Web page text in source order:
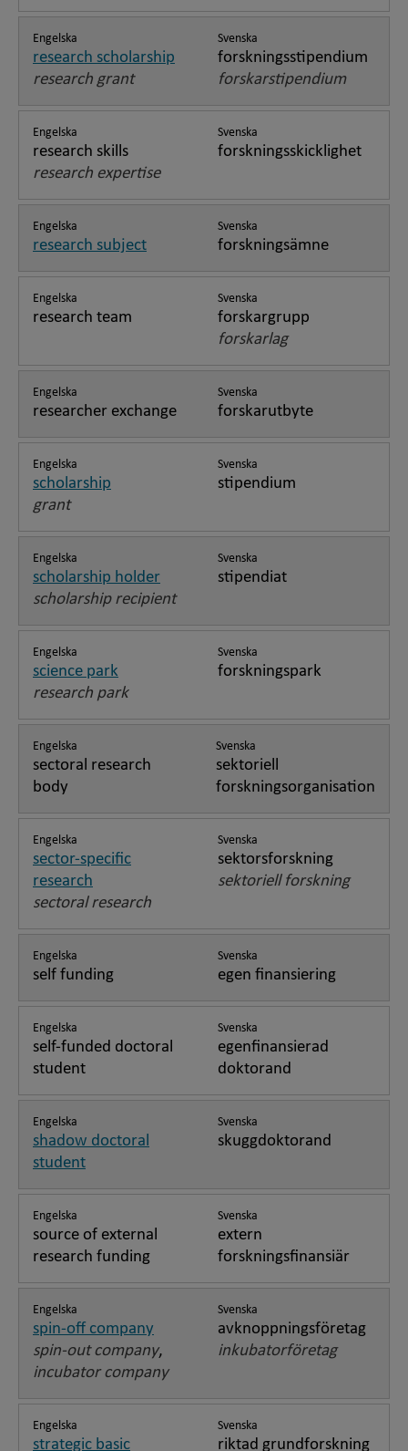
Engelska
research scholarship
research grant
Svenska
forskningsstipendium
forskarstipendium
Engelska
research skills
research expertise
Svenska
forskningsskicklighet
Engelska
research subject
Svenska
forskningsämne
Engelska
research team
Svenska
forskargrupp
forskarlag
Engelska
researcher exchange
Svenska
forskarutbyte
Engelska
scholarship
grant
Svenska
stipendium
Engelska
scholarship holder
scholarship recipient
Svenska
stipendiat
Engelska
science park
research park
Svenska
forskningspark
Engelska
sectoral research
body
Svenska
sektoriell
forskningsorganisation
Engelska
sector-specific
research
sectoral research
Svenska
sektorsforskning
sektoriell forskning
Engelska
self funding
Svenska
egen finansiering
Engelska
self-funded doctoral
student
Svenska
egenfinansierad
doktorand
Engelska
shadow doctoral
student
Svenska
skuggdoktorand
Engelska
source of external
research funding
Svenska
extern
forskningsfinansiär
Engelska
spin-off company
spin-out company,
incubator company
Svenska
avknoppningsföretag
inkubatorföretag
Engelska
strategic basic
Svenska
riktad grundforskning